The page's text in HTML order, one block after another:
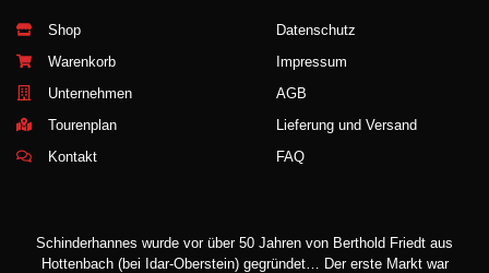
Shop
Warenkorb
Unternehmen
Tourenplan
Kontakt
Datenschutz
Impressum
AGB
Lieferung und Versand
FAQ
Schinderhannes wurde vor über 50 Jahren von Berthold Friedt aus
Hottenbach (bei Idar-Oberstein) gegründet… Der erste Markt war